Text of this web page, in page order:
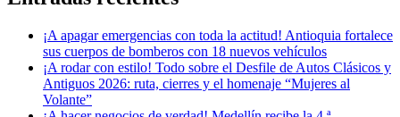
¡A apagar emergencias con toda la actitud! Antioquia fortalece
sus cuerpos de bomberos con 18 nuevos vehículos
¡A rodar con estilo! Todo sobre el Desfile de Autos Clásicos y
Antiguos 2026: ruta, cierres y el homenaje “Mujeres al
Volante”